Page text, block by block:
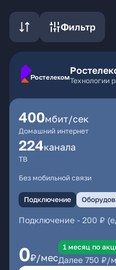
Фильтр
Технологии
400мбит/сек
Домашний интернет
224каналa
ТВ
Без мобильной связи
Подключение
Подключение - 200 ₽
0₽/мес
1 месяц по
Далее 750 ₽/